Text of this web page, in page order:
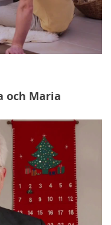
och Maria